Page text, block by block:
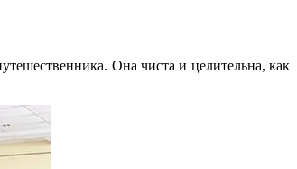
Она чиста и целительна, как